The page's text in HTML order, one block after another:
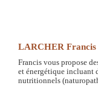
LARCHER Francis
Francis vous propose
et énergétique incluant
nutritionnels